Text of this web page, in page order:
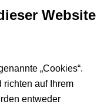
Website
„Cookies“.
auf Ihrem
entweder